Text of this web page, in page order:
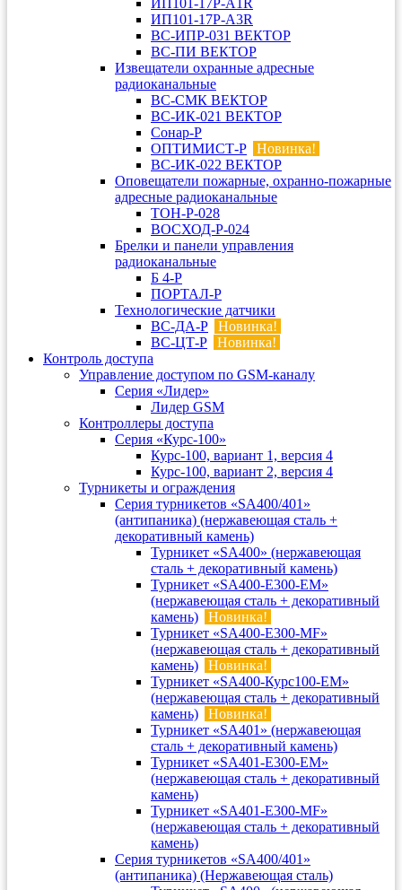
ИП101-17Р-A1R
ИП101-17Р-A3R
ВС-ИПР-031 ВЕКТОР
ВС-ПИ ВЕКТОР
Извещатели охранные адресные
радиоканальные
ВС-СМК ВЕКТОР
ВС-ИК-021 ВЕКТОР
Сонар-Р
ОПТИМИСТ-Р
Новинка!
ВС-ИК-022 ВЕКТОР
Оповещатели пожарные, охранно-пожарные
адресные радиоканальные
ТОН-Р-028
ВОСХОД-Р-024
Брелки и панели управления
радиоканальные
Б 4-Р
ПОРТАЛ-Р
Технологические датчики
ВС-ДА-Р
Новинка!
ВС-ЦТ-Р
Новинка!
Контроль доступа
Управление доступом по GSM-каналу
Серия «Лидер»
Лидер GSM
Контроллеры доступа
Серия «Курс-100»
Курс-100, вариант 1, версия 4
Курс-100, вариант 2, версия 4
Турникеты и ограждения
Серия турникетов «SA400/401»
(антипаника) (нержавеющая сталь +
декоративный камень)
Турникет «SA400» (нержавеющая
сталь + декоративный камень)
Турникет «SA400-Е300-EM»
(нержавеющая сталь + декоративный
камень)
Новинка!
Турникет «SA400-Е300-MF»
(нержавеющая сталь + декоративный
камень)
Новинка!
Турникет «SA400-Курс100-EM»
(нержавеющая сталь + декоративный
камень)
Новинка!
Турникет «SA401» (нержавеющая
сталь + декоративный камень)
Турникет «SA401-E300-EM»
(нержавеющая сталь + декоративный
камень)
Турникет «SA401-E300-MF»
(нержавеющая сталь + декоративный
камень)
Серия турникетов «SA400/401»
(антипаника) (Нержавеющая сталь)